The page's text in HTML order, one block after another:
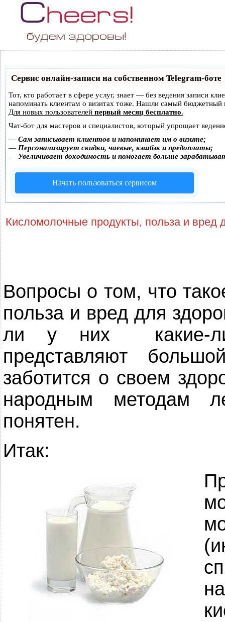
Сервис онлайн-записи на собственном Telegram-боте
Тот, кто работает в сфере услуг, знает — без ведения записи
напоминать клиентам о визитах тоже. Нашли самый
Для новых пользователей первый месяц бесплатно.
Чат-бот для мастеров и специалистов, который упрощает
— Сам записывает клиентов и напоминает им о визите;
— Персонализирует скидки, чаевые, кэшбэк и предоплаты;
— Увеличивает доходимость и помогает больше
Начать пользоваться сервисом
Кисломолочные продукты, польза и вред
Вопросы о том, что
польза и вред для
ли у них какие-
представляют
заботится о своем
народным методам
понятен.
Итак: